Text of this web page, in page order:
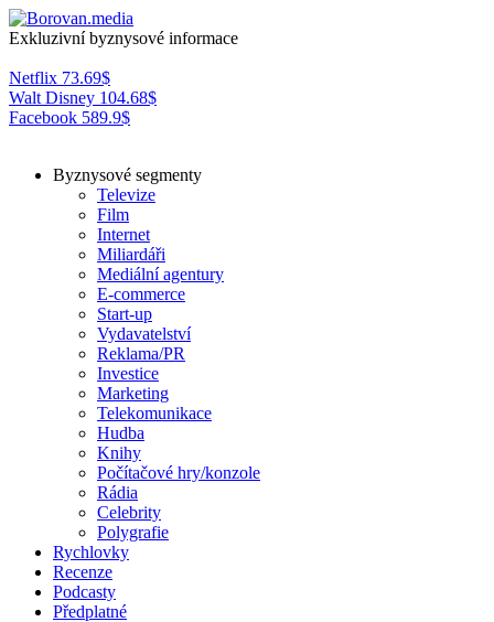
Exkluzivní byznysové informace
Netflix 73.69$
Walt Disney 104.68$
Facebook 589.9$
Byznysové segmenty
Televize
Film
Internet
Miliardáři
Mediální agentury
E-commerce
Start-up
Vydavatelství
Reklama/PR
Investice
Marketing
Telekomunikace
Hudba
Knihy
Počítačové hry/konzole
Rádia
Celebrity
Polygrafie
Rychlovky
Recenze
Podcasty
Předplatné